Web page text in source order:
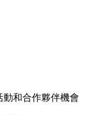
和合作夥伴機會